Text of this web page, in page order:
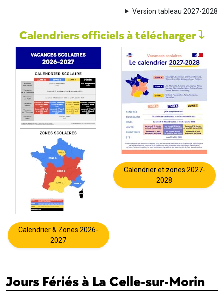
Version tableau 2027-2028
Calendriers officiels à télécharger
Calendrier & Zones 2026-
2027
Calendrier et zones 2027-
2028
Jours Fériés à La Celle-sur-Morin